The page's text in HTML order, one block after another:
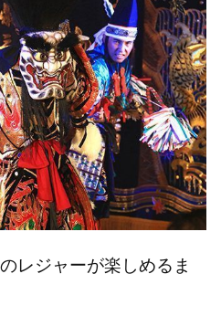
レジャーが楽しめるま